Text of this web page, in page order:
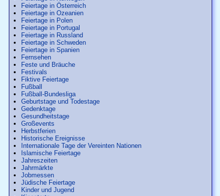
Feiertage in Österreich
Feiertage in Ozeanien
Feiertage in Polen
Feiertage in Portugal
Feiertage in Russland
Feiertage in Schweden
Feiertage in Spanien
Fernsehen
Feste und Bräuche
Festivals
Fiktive Feiertage
Fußball
Fußball-Bundesliga
Geburtstage und Todestage
Gedenktage
Gesundheitstage
Großevents
Herbstferien
Historische Ereignisse
Internationale Tage der Vereinten Nationen
Islamische Feiertage
Jahreszeiten
Jahrmärkte
Jobmessen
Jüdische Feiertage
Kinder und Jugend